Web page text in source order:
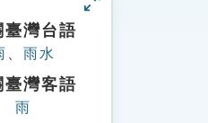
臺灣台語
雨水
臺灣客語
雨